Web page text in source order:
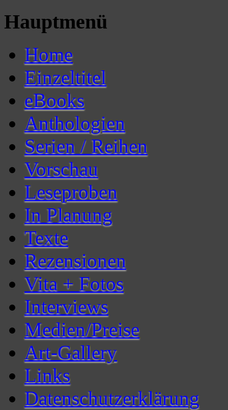
Hauptmenü
Home
Einzeltitel
eBooks
Anthologien
Serien / Reihen
Vorschau
Leseproben
In Planung
Texte
Rezensionen
Vita + Fotos
Interviews
Medien/Preise
Art-Gallery
Links
Datenschutzerklärung